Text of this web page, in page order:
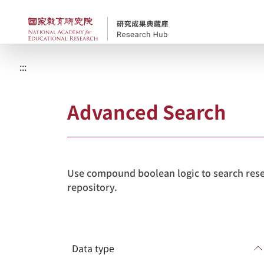
Skip to main content
NAER Research
:::
Advanced Search
Use compound boolean logic to search
repository.
Data type